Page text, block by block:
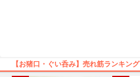
【お猪口・ぐい呑み】売れ筋ランキング